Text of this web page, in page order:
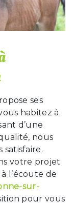
ses
habitez à
d’une
nous
votre projet
l’écoute de
sur-
pour vous